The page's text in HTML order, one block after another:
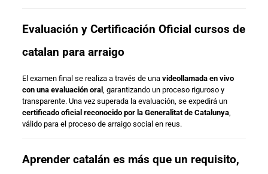
Evaluación y Certificación Oficial cursos de
catalan para arraigo
El examen final se realiza a través de una videollamada en vivo
con una evaluación oral, garantizando un proceso riguroso y
transparente. Una vez superada la evaluación, se expedirá un
certificado oficial reconocido por la Generalitat de Catalunya,
válido para el proceso de arraigo social en reus.
Aprender catalán es más que un requisito,